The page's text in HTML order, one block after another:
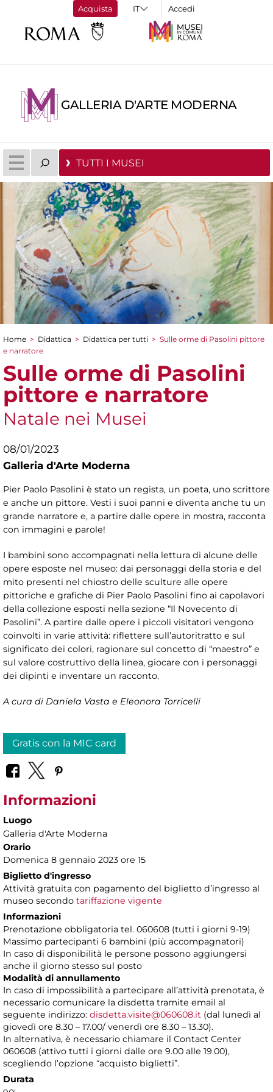
Acquista Accedi
GALLERIA D'ARTE MODERNA
TUTTI I MUSEI
Tu sei qui
Home > Didattica > Didattica per tutti > Sulle orme di Pasolini pittore
e narratore
Sulle orme di Pasolini
pittore e narratore
Natale nei Musei
08/01/2023
Galleria d'Arte Moderna
Pier Paolo Pasolini è stato un regista, un poeta, uno scrittore
e anche un pittore. Vesti i suoi panni e diventa anche tu un
grande narratore e, a partire dalle opere in mostra, racconta
con immagini e parole!
I bambini sono accompagnati nella lettura di alcune delle
opere esposte nel museo: dai personaggi della storia e del
mito presenti nel chiostro delle sculture alle opere
pittoriche e grafiche di Pier Paolo Pasolini fino ai capolavori
della collezione esposti nella sezione “Il Novecento di
Pasolini”. A partire dalle opere i piccoli visitatori vengono
coinvolti in varie attività: riflettere sull’autoritratto e sul
significato dei colori, ragionare sul concetto di “maestro” e
sul valore costruttivo della linea, giocare con i personaggi
dei dipinti e inventare un racconto.
A cura di Daniela Vasta e Eleonora Torricelli
Gratis con la MIC card
Informazioni
Luogo
Galleria d'Arte Moderna
Orario
Domenica 8 gennaio 2023 ore 15
Biglietto d'ingresso
Attività gratuita con pagamento del biglietto d’ingresso al
museo secondo tariffazione vigente
Informazioni
Prenotazione obbligatoria tel. 060608 (tutti i giorni 9-19)
Massimo partecipanti 6 bambini (più accompagnatori)
In caso di disponibilità le persone possono aggiungersi
anche il giorno stesso sul posto
Modalità di annullamento
In caso di impossibilità a partecipare all’attività prenotata, è
necessario comunicare la disdetta tramite email al
seguente indirizzo: disdetta.visite@060608.it (dal lunedì al
giovedì ore 8.30 – 17.00/ venerdì ore 8.30 – 13.30).
In alternativa, è necessario chiamare il Contact Center
060608 (attivo tutti i giorni dalle ore 9.00 alle 19.00),
scegliendo l’opzione “acquisto biglietti”.
Durata